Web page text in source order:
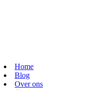
Home
Blog
Over ons